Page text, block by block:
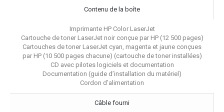
Contenu de la boîte
Imprimante HP Color LaserJet
Cartouche de toner LaserJet noir conçue par HP (12 500 pages)
Cartouches de toner LaserJet cyan, magenta et jaune conçues
par HP (10 500 pages chacune) (cartouche de toner installées)
CD avec pilotes logiciels et documentation
Documentation (guide d’installation du matériel)
Cordon d’alimentation
Câble fourni